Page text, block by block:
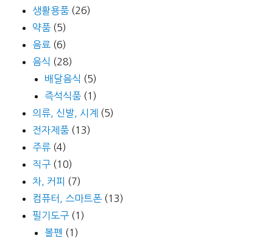
생활용품 (26)
약품 (5)
음료 (6)
음식 (28)
배달음식 (5)
즉석식품 (1)
의류, 신발, 시계 (5)
전자제품 (13)
주류 (4)
직구 (10)
차, 커피 (7)
컴퓨터, 스마트폰 (13)
필기도구 (1)
볼펜 (1)